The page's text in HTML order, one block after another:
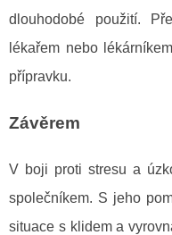
dlouhodobé použití.
lékařem nebo
přípravku.
Závěrem
V boji proti stresu a
společníkem. S jeho
situace s klidem a